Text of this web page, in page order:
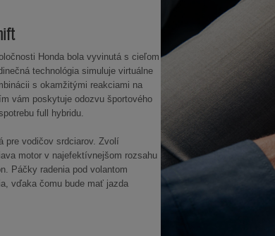
Honda bola vyvinutá s cieľom
technológia simuluje virtuálne
s okamžitými reakciami na
vám poskytuje odozvu športového
full hybridu.
pre vodičov srdciarov. Zvolí
motor v najefektívnejšom rozsahu
Páčky radenia pod volantom
vďaka čomu bude mať jazda